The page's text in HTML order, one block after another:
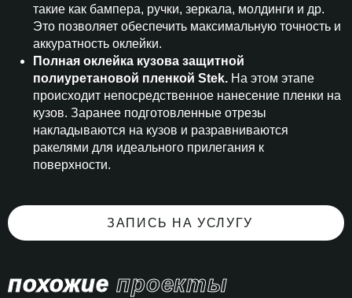
такие как бампера, ручки, зеркала, молдинги и др.
Это позволяет обеспечить максимальную точность и
аккуратность оклейки.
Полная оклейка кузова защитной
полиуретановой пленкой Stek. На этом этапе
происходит непосредственное нанесение пленки на
кузов. Заранее подготовленные отрезы
накладываются на кузов и разравниваются
ракелями для идеального прилегания к
поверхности.
ЗАПИСЬ НА УСЛУГУ
похожие проекты